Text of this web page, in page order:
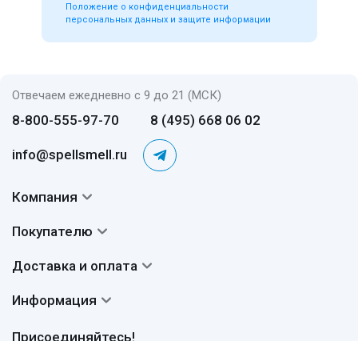
Положение о конфиденциальности
персональных данных и защите информации
Отвечаем ежедневно с 9 до 21 (МСК)
8-800-555-97-70 8 (495) 668 06 02
info@spellsmell.ru
Присоединяйтесь!
Компания
Авторы
Сертификаты
Покупателю
Вопросы и ответы
Отзывы
Доставка и оплата
Доставка
Информация